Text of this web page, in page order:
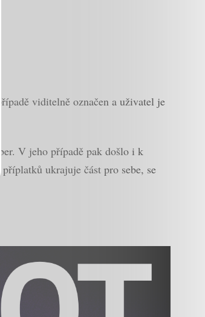
viditelně označen a uživatel je
V jeho případě pak došlo i k
ukrajuje část pro sebe, se